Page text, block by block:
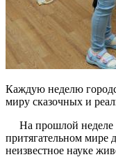
Каждую неделю
миру сказочных и
На прошлой неделе
притягательном мире
неизвестное науке